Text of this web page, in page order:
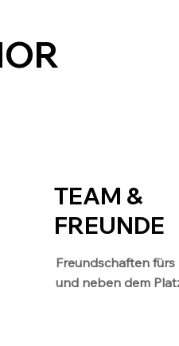
TEAM &
FREUNDE
Freundschaften fürs
und neben dem